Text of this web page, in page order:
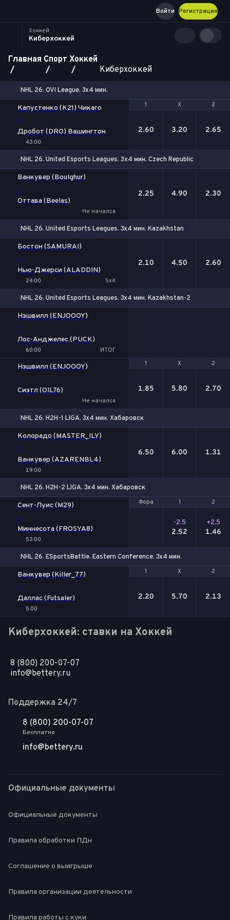
Регистрация
Войти
Хоккей
Киберхоккей
Главная Спорт Хоккей
Киберхоккей
NHL 26. OVI League. 3x4 мин.
1 Х 2
Капустенко (K21) Чикаго
-
Дробот (DRO) Вашингтон
43:00
1 Х 2
2.60 3.20 2.65
NHL 26. United Esports Leagues. 3х4 мин. Czech Republic
Ванкувер (Boulghur)
-
Оттава (Beelas)
Не начался
2.25 4.90 2.30
NHL 26. United Esports Leagues. 3x4 мин. Kazakhstan
Бостон (SAMURAI)
-
Нью-Джерси (ALADDIN)
24:00 5x4
2.10 4.50 2.60
NHL 26. United Esports Leagues. 3x4 мин. Kazakhstan-2
Нэшвилл (ENJOOOY)
-
Лос-Анджелес (PUCK)
60:00
ИТОГ
1
Х 2
Нэшвилл (ENJOOOY)
-
Сиэтл (OIL76)
Не начался
1 Х 2
1.85 5.80 2.70
NHL 26. H2H-1 LIGA. 3x4 мин. Хабаровск
Колорадо (MASTER_ILY)
-
Ванкувер (AZARENBL4)
19:00
6.50 6.00 1.31
NHL 26. H2H-2 LIGA. 3x4 мин. Хабаровск
Фора 1 2
Сент-Луис (M29)
-
Миннесота (FROSYA8)
53:00
Фора 1 2
-2.5
2.52
+2.5
1.46
NHL 26. ESportsBattle. Eastern Conference. 3x4 мин.
1 Х 2
Ванкувер (Killer_77)
-
Даллас (Futsaler)
5:00
1 Х 2
2.20 5.70 2.13
Киберхоккей: ставки на Хоккей
8 (800) 200-07-07
info@bettery.ru
Поддержка 24/7
8 (800) 200-07-07
Бесплатно
info@bettery.ru
Официальные документы
Официальные документы
Правила обработки ПДн
Соглашение о выигрыше
Правила организации деятельности
Правила работы с куки